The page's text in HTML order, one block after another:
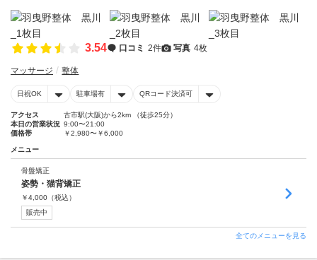
3.54 口コミ 2件 写真 4枚
マッサージ 整体
日祝OK 駐車場有 QRコード決済可
アクセス
古市駅(大阪)から2km （徒歩25分）
本日の営業状況 9:00〜21:00
価格帯
￥2,980〜￥6,000
メニュー
骨盤矯正
姿勢・猫背矯正
￥4,000 （税込）
販売中
全てのメニューを見る